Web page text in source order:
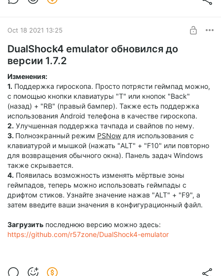
Oct 18 2021 13:25
DualShock4 emulator обновился до
версии 1.7.2
Изменения:
1. Поддержка гироскопа. Просто потрясти геймпад можно,
с помощью кнопки клавиатуры "T" или кнопок "Back"
(назад) + "RB" (правый бампер). Также есть поддержка
использования Android телефона в качестве гироскопа.
2. Улучшенная поддержка тачпада и свайпов по нему.
3. Полноэкранный режим PSNow для использования с
клавиатурой и мышкой (нажать "ALT" + "F10" или повторно
для возвращения обычного окна). Панель задач Windows
также скрывается.
4. Появилась возможность изменять мёртвые зоны
геймпадов, теперь можно использовать геймпады с
дрифтом стиков. Узнайте значение нажав "ALT" + "F9", а
затем введите ваши значения в конфигурационный файл.
Загрузить последнюю версию можно здесь:
https://github.com/r57zone/DualShock4-emulator